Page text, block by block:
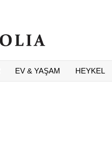
EV & YAŞAM HEYKEL